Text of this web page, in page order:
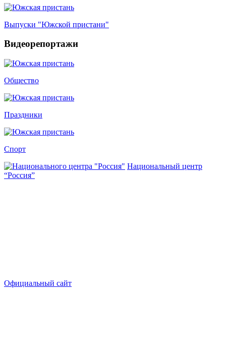
Выпуски "Южской пристани"
Видеорепортажи
Общество
Праздники
Спорт
Национальный центр
“Россия”
Официальный сайт